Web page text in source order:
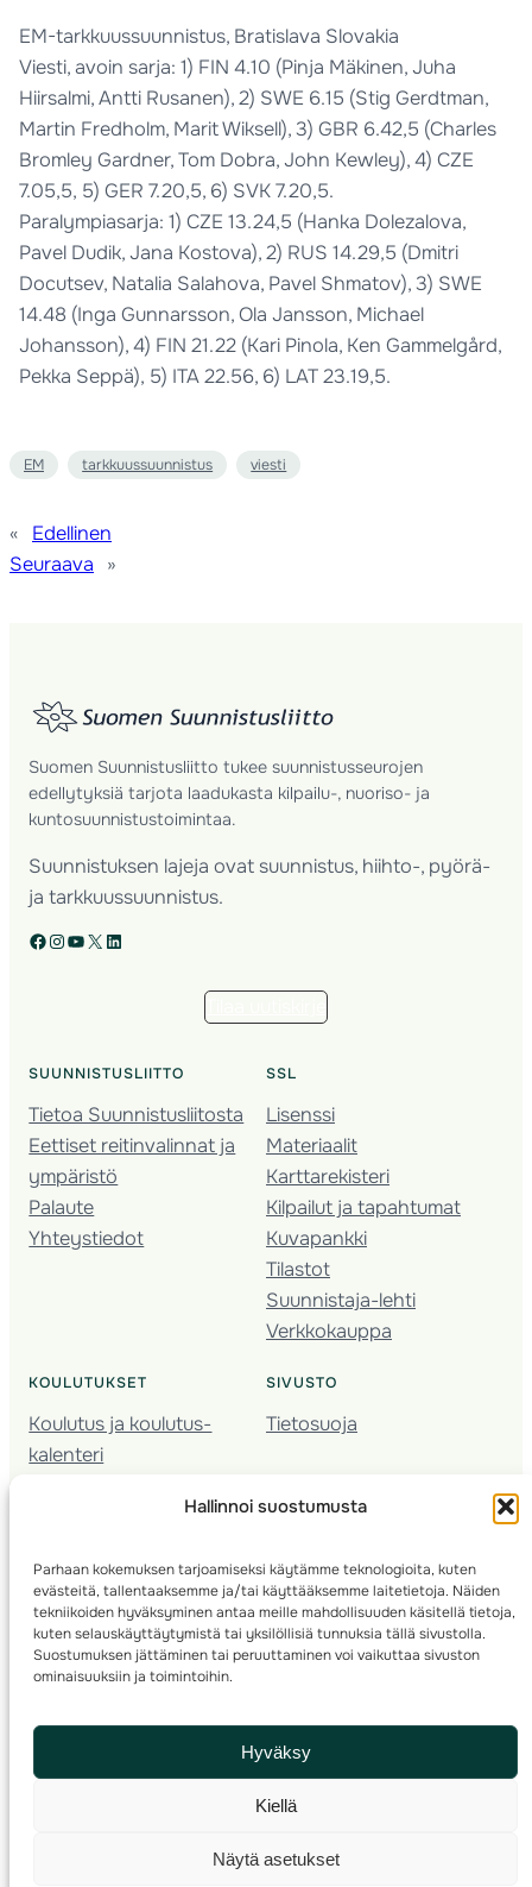
Hallinnoi suostumusta
Parhaan kokemuksen tarjoamiseksi käytämme teknologioita, kuten
evästeitä, tallentaaksemme ja/tai käyttääksemme laitetietoja. Näiden
tekniikoiden hyväksyminen antaa meille mahdollisuuden käsitellä tietoja,
kuten selauskäyttäytymistä tai yksilöllisiä tunnuksia tällä sivustolla.
Suostumuksen jättäminen tai peruuttaminen voi vaikuttaa sivuston
ominaisuuksiin ja toimintoihin.
Hyväksy
Kiellä
Näytä asetukset
EM-tarkkuussuunnistus, Bratislava Slovakia
Viesti, avoin sarja: 1) FIN 4.10 (Pinja Mäkinen, Juha
Hiirsalmi, Antti Rusanen), 2) SWE 6.15 (Stig Gerdtman,
Martin Fredholm, Marit Wiksell), 3) GBR 6.42,5 (Charles
Bromley Gardner, Tom Dobra, John Kewley), 4) CZE
7.05,5, 5) GER 7.20,5, 6) SVK 7.20,5.
Paralympiasarja: 1) CZE 13.24,5 (Hanka Dolezalova,
Pavel Dudik, Jana Kostova), 2) RUS 14.29,5 (Dmitri
Docutsev, Natalia Salahova, Pavel Shmatov), 3) SWE
14.48 (Inga Gunnarsson, Ola Jansson, Michael
Johansson), 4) FIN 21.22 (Kari Pinola, Ken Gammelgård,
Pekka Seppä), 5) ITA 22.56, 6) LAT 23.19,5.
EM tarkkuussuunnistus viesti
«
Edellinen
Seuraava
»
Suomen Suunnistusliitto tukee suunnistusseurojen
edellytyksiä tarjota laadukasta kilpailu-, nuoriso- ja
kuntosuunnistustoimintaa.
Suunnistuksen lajeja ovat suunnistus, hiihto-, pyörä-
ja tarkkuussuunnistus.
Facebook Instagram YouTube X LinkedIn
SUUNNISTUSLIITTO
Tietoa Suunnistusliitosta
Eettiset reitinvalinnat ja
ympäristö
Palaute
Yhteystiedot
SSL
Lisenssi
Materiaalit
Karttarekisteri
Kilpailut ja tapahtumat
Kuvapankki
Tilastot
Suunnistaja-lehti
Verkkokauppa
KOULUTUKSET
Koulutus ja koulutus­
kalenteri
Seura­kehittäminen
Kartoitus
Ratamestari
SIVUSTO
Tietosuoja
© 2025 ·Suomen Suunnistusliitto· Valimotie 10, 00380 Helsinki, Finland
info(a)suunnistusliitto.fi,Rastilipun asiat: rastilippu(a)suunnistusliitto.fi
Kilpailut ja kuntorastit – Rastilippu:::Rastilipun ohjeet